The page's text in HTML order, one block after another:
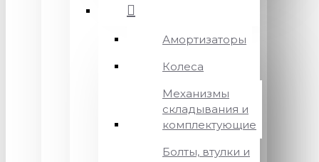
Амортизаторы
Колеса
Механизмы
складывания и
комплектующие
Болты, втулки и